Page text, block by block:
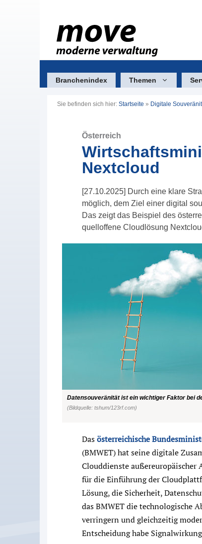
Branchenindex Themen
Sie befinden sich hier: Startseite » Digitale
Österreich
Nextcloud
[27.10.2025] Durch eine klare
möglich, dem Ziel einer digital
Das zeigt das Beispiel des
quelloffene Cloudlösung
Datensouveränität ist ein wichtiger Faktor bei
(Bildquelle: tshum/123rf.com)
Dasösterreichische
(BMWET) hat seine digitale
Clouddienste
für die Einführung der
Lösung, die Sicherheit,
das BMWET die technologische
verringern und gleichzeitig
Entscheidung habe